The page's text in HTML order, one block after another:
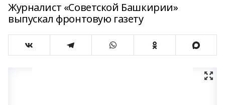
Журналист «Советской Башкирии»
выпускал фронтовую газету